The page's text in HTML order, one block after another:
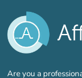
Are you a